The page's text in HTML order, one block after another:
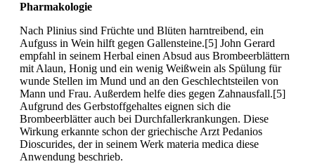
Pharmakologie
Nach Plinius sind Früchte und Blüten harntreibend, ein
Aufguss in Wein hilft gegen Gallensteine.[5] John Gerard
empfahl in seinem Herbal einen Absud aus Brombeerblättern
mit Alaun, Honig und ein wenig Weißwein als Spülung für
wunde Stellen im Mund und an den Geschlechtsteilen von
Mann und Frau. Außerdem helfe dies gegen Zahnausfall.[5]
Aufgrund des Gerbstoffgehaltes eignen sich die
Brombeerblätter auch bei Durchfallerkrankungen. Diese
Wirkung erkannte schon der griechische Arzt Pedanios
Dioscurides, der in seinem Werk materia medica diese
Anwendung beschrieb.